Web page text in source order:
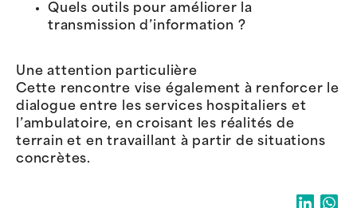
Quels outils pour améliorer la
transmission d’information ?
Une attention particulière
Cette rencontre vise également à renforcer le
dialogue entre les services hospitaliers et
l’ambulatoire, en croisant les réalités de
terrain et en travaillant à partir de situations
concrètes.